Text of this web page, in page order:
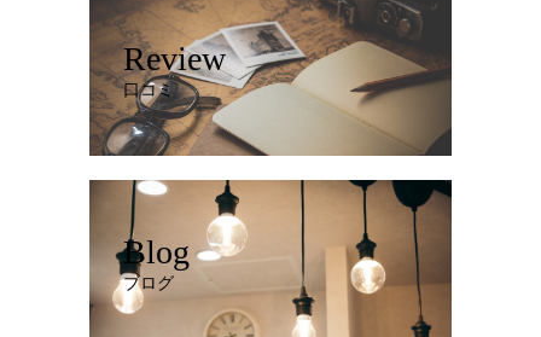
Review
口コミ
Blog
ブログ